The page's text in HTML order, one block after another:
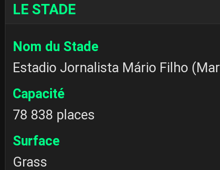
LE STADE
Nom du Stade
Estadio Jornalista Mário Filho
Capacité
78 838 places
Surface
Grass